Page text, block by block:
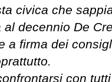
civica che
decennio De
a firma dei
con